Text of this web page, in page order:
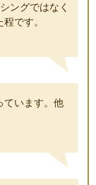
ングではなく
です。
ています。他